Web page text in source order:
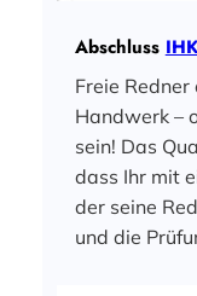
Abschluss
Freie
Handwerk –
sein! Das
dass Ihr mit
der seine
und die